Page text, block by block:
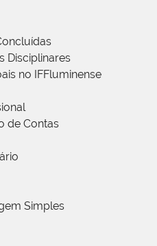
Disciplinares
no IFFluminense
de Contas
Simples